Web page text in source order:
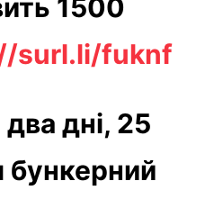
1500
surl.li/fuknf
дні, 25
бункерний